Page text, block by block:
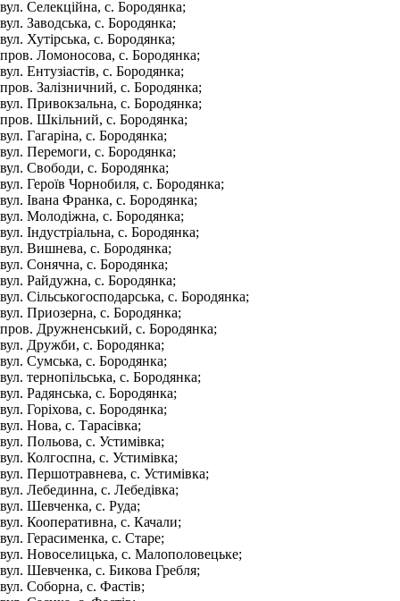
вул. Селекційна, с. Бородянка;
вул. Заводська, с. Бородянка;
вул. Хутірська, с. Бородянка;
пров. Ломоносова, с. Бородянка;
вул. Ентузіастів, с. Бородянка;
пров. Залізничний, с. Бородянка;
вул. Привокзальна, с. Бородянка;
пров. Шкільний, с. Бородянка;
вул. Гагаріна, с. Бородянка;
вул. Перемоги, с. Бородянка;
вул. Свободи, с. Бородянка;
вул. Героїв Чорнобиля, с. Бородянка;
вул. Івана Франка, с. Бородянка;
вул. Молодіжна, с. Бородянка;
вул. Індустріальна, с. Бородянка;
вул. Вишнева, с. Бородянка;
вул. Сонячна, с. Бородянка;
вул. Райдужна, с. Бородянка;
вул. Сільськогосподарська, с. Бородянка;
вул. Приозерна, с. Бородянка;
пров. Дружненський, с. Бородянка;
вул. Дружби, с. Бородянка;
вул. Сумська, с. Бородянка;
вул. тернопільська, с. Бородянка;
вул. Радянська, с. Бородянка;
вул. Горіхова, с. Бородянка;
вул. Нова, с. Тарасівка;
вул. Польова, с. Устимівка;
вул. Колгоспна, с. Устимівка;
вул. Першотравнева, с. Устимівка;
вул. Лебединна, с. Лебедівка;
вул. Шевченка, с. Руда;
вул. Кооперативна, с. Качали;
вул. Герасименка, с. Старе;
вул. Новоселицька, с. Малополовецьке;
вул. Шевченка, с. Бикова Гребля;
вул. Соборна, с. Фастів;